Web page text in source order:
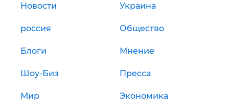
Новости Украина
россия Общество
Блоги Мнение
Шоу-Биз Пресса
Мир Экономика